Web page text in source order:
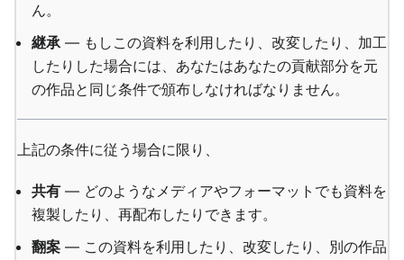
ん。
継承— もしこの資料を利用したり、改変したり、加工
したりした場合には、あなたはあなたの貢献部分を元
の作品と同じ条件で頒布しなければなりません。
上記の条件に従う場合に限り、
共有 — どのようなメディアやフォーマットでも資料を
複製したり、再配布したりできます。
翻案 — この資料を利用したり、改変したり、別の作品